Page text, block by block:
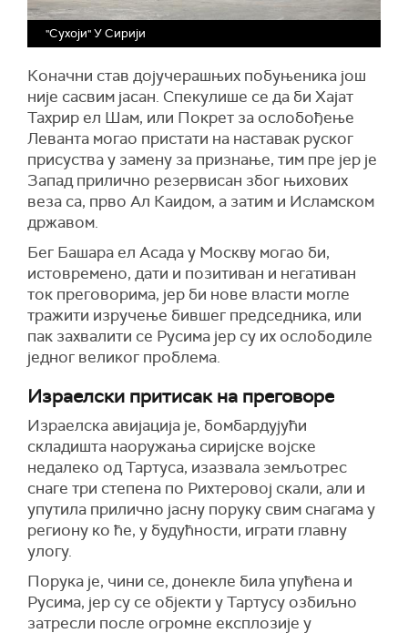
"Сухоји" У Сирији
Коначни став дојучерашњих побуњеника још
није сасвим јасан. Спекулише се да би Хајат
Тахрир ел Шам, или Покрет за ослобођење
Леванта могао пристати на наставак руског
присуства у замену за признање, тим пре јер је
Запад прилично резервисан због њихових
веза са, прво Ал Каидом, а затим и Исламском
државом.
Бег Башара ел Асада у Москву могао би,
истовремено, дати и позитиван и негативан
ток преговорима, јер би нове власти могле
тражити изручење бившег председника, или
пак захвалити се Русима јер су их ослободиле
једног великог проблема.
Израелски притисак на преговоре
Израелска авијација је, бомбардујући
складишта наоружања сиријске војске
недалеко од Тартуса, изазвала земљотрес
снаге три степена по Рихтеровој скали, али и
упутила прилично јасну поруку свим снагама у
региону ко ће, у будућности, играти главну
улогу.
Порука је, чини се, донекле била упућена и
Русима, јер су се објекти у Тартусу озбиљно
затресли после огромне експлозије у